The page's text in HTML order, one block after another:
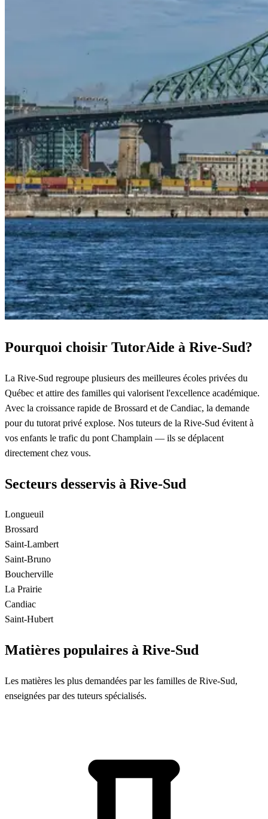
Pourquoi choisir TutorAide à Rive-Sud?
La Rive-Sud regroupe plusieurs des meilleures écoles privées du
Québec et attire des familles qui valorisent l'excellence académique.
Avec la croissance rapide de Brossard et de Candiac, la demande
pour du tutorat privé explose. Nos tuteurs de la Rive-Sud évitent à
vos enfants le trafic du pont Champlain — ils se déplacent
directement chez vous.
Secteurs desservis à Rive-Sud
Longueuil
Brossard
Saint-Lambert
Saint-Bruno
Boucherville
La Prairie
Candiac
Saint-Hubert
Matières populaires à Rive-Sud
Les matières les plus demandées par les familles de Rive-Sud,
enseignées par des tuteurs spécialisés.